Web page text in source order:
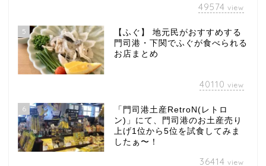
49574 view
5
【ふぐ】 地元民がおすすめする
門司港・下関でふぐが食べられる
お店まとめ
40110 view
6
「門司港土産RetroN(レトロ
ン)」にて、門司港のお土産売り
上げ1位から5位を試食してみま
したぁ〜！
36414 view